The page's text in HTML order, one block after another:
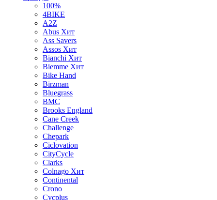
100%
4BIKE
A2Z
Abus Хит
Ass Savers
Assos Хит
Bianchi Хит
Biemme Хит
Bike Hand
Birzman
Bluegrass
BMC
Brooks England
Cane Creek
Challenge
Chepark
Ciclovation
CityCycle
Clarks
Colnago Хит
Continental
Crono
Cycplus